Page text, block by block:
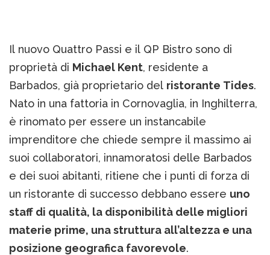
Il nuovo Quattro Passi e il QP Bistro sono di
proprietà di Michael Kent, residente a
Barbados, già proprietario del ristorante Tides.
Nato in una fattoria in Cornovaglia, in Inghilterra,
è rinomato per essere un instancabile
imprenditore che chiede sempre il massimo ai
suoi collaboratori, innamoratosi delle Barbados
e dei suoi abitanti, ritiene che i punti di forza di
un ristorante di successo debbano essere uno
staff di qualità, la disponibilità delle migliori
materie prime, una struttura all’altezza e una
posizione geografica favorevole.